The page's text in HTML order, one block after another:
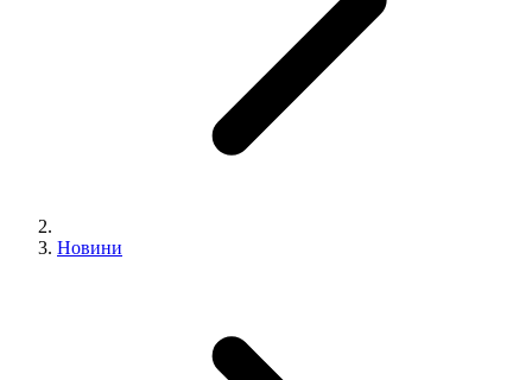
Новини